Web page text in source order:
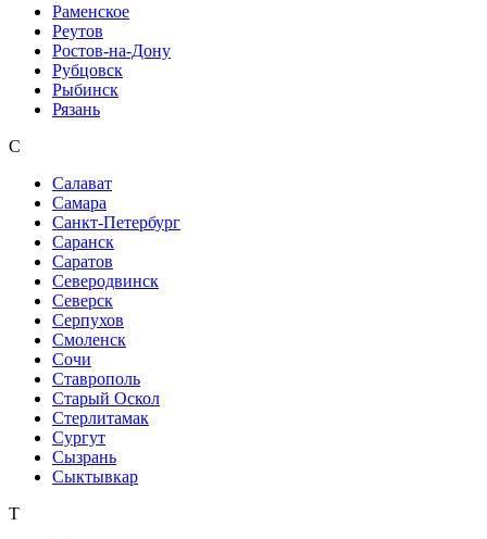
Раменское
Реутов
Ростов-на-Дону
Рубцовск
Рыбинск
Рязань
С
Салават
Самара
Санкт-Петербург
Саранск
Саратов
Северодвинск
Северск
Серпухов
Смоленск
Сочи
Ставрополь
Старый Оскол
Стерлитамак
Сургут
Сызрань
Сыктывкар
Т